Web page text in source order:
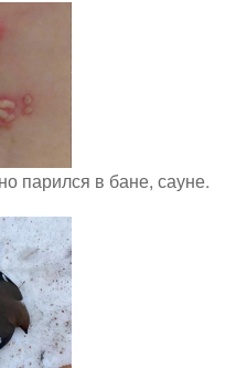
парился в бане, сауне.